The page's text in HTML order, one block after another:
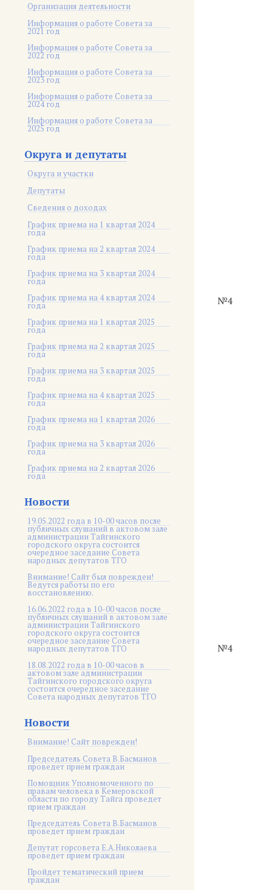
Организация деятельности
Информация о работе Совета за
2021 год
Информация о работе Совета за
2022 год
Информация о работе Совета за
2023 год
Информация о работе Совета за
2024 год
Информация о работе Совета за
2025 год
Округа и депутаты
Округа и участки
Депутаты
Сведения о доходах
График приема на 1 квартал 2024
года
График приема на 2 квартал 2024
года
График приема на 3 квартал 2024
года
График приема на 4 квартал 2024
года
График приема на 1 квартал 2025
года
График приема на 2 квартал 2025
года
График приема на 3 квартал 2025
года
График приема на 4 квартал 2025
года
График приема на 1 квартал 2026
года
График приема на 3 квартал 2026
года
График приема на 2 квартал 2026
года
Новости
19.05.2022 года в 10-00 часов после
публичных слушаний в актовом зале
администрации Тайгинского
городского округа состоится
очередное заседание Совета
народных депутатов ТГО
Внимание! Сайт был поврежден!
Ведутся работы по его
восстановлению.
16.06.2022 года в 10-00 часов после
публичных слушаний в актовом зале
администрации Тайгинского
городского округа состоится
очередное заседание Совета
народных депутатов ТГО
18.08.2022 года в 10-00 часов в
актовом зале администрации
Тайгинского городского округа
состоится очередное заседание
Совета народных депутатов ТГО
Новости
Внимание! Сайт поврежден!
Председатель Совета В.Басманов
проведет прием граждан
Помощник Уполномоченного по
правам человека в Кемеровской
области по городу Тайга проведет
прием граждан
Председатель Совета В.Басманов
проведет прием граждан
Депутат горсовета Е.А.Николаева
проведет прием граждан
Пройдет тематический прием
граждан
№4
№4